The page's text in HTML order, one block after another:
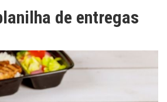
de entregas